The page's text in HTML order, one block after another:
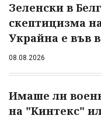
Зеленски в
скептицизма
Украйна е във
08.08.2026
Имаше ли
на "Кинтекс"